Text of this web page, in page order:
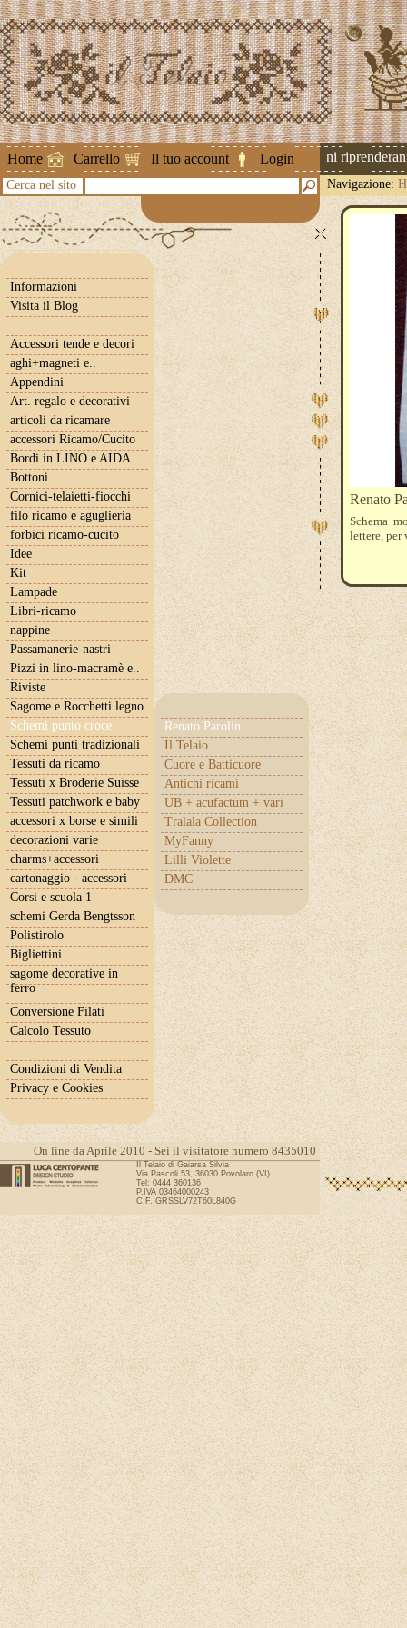
Home Carrello Il tuo account Login
Attenzione ! Le spedizioni
Cerca nel sito Navigazione:
Informazioni
Visita il Blog
Accessori tende e decori
aghi+magneti e..
Appendini
Art. regalo e decorativi
articoli da ricamare
accessori Ricamo/Cucito
Bordi in LINO e AIDA
Bottoni
Cornici-telaietti-fiocchi
filo ricamo e aguglieria
forbici ricamo-cucito
Idee
Kit
Lampade
Libri-ricamo
nappine
Passamanerie-nastri
Pizzi in lino-macramè e..
Riviste
Sagome e Rocchetti legno
Schemi punto croce
Renato Parolin
Il Telaio
Cuore e Batticuore
Antichi ricami
UB + acufactum + vari
Tralala Collection
MyFanny
Lilli Violette
DMC
Schemi punti tradizionali
Tessuti da ricamo
Tessuti x Broderie Suisse
Tessuti patchwork e baby
accessori x borse e simili
decorazioni varie
charms+accessori
cartonaggio - accessori
Corsi e scuola 1
schemi Gerda Bengtsson
Polistirolo
Bigliettini
sagome decorative in
ferro
Conversione Filati
Calcolo Tessuto
Condizioni di Vendita
Privacy e Cookies
Renato
Schema
lettere, per
On line da Aprile 2010 - Sei il visitatore numero 8435010
Il Telaio di Gaiarsa Silvia
Via Pascoli 53, 36030 Povolaro (VI)
Tel: 0444 360136
P.IVA 03464000243
C.F. GRSSLV72T60L840G